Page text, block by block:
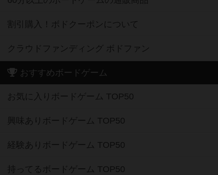
割引購入！ボドクーポンについて
クラウドファンディング ボドファン
おすすめボードゲーム
お気に入りボードゲーム TOP50
興味ありボードゲーム TOP50
経験ありボードゲーム TOP50
持ってるボードゲーム TOP50